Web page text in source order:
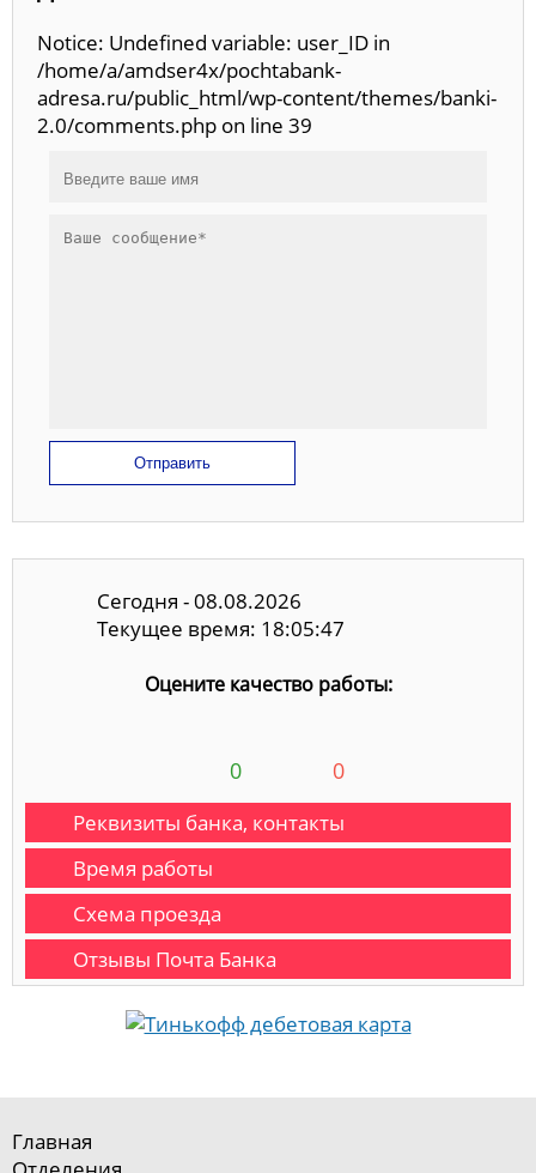
Notice: Undefined variable: user_ID in
/home/a/amdser4x/pochtabank-
adresa.ru/public_html/wp-content/themes/banki-
2.0/comments.php on line 39
Отправить
Сегодня - 08.08.2026
Текущее время: 18:05:48
Оцените качество работы:
0 0
Реквизиты банка, контакты
Время работы
Схема проезда
Отзывы Почта Банка
Главная